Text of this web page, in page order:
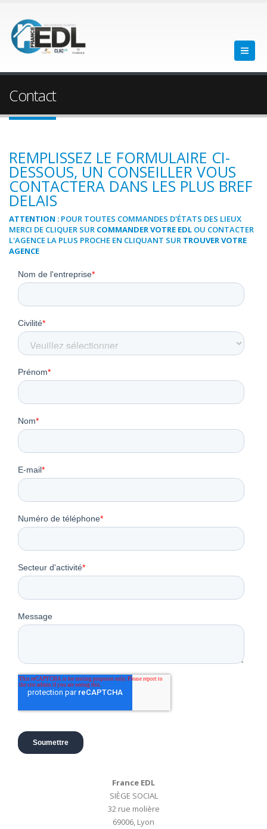
Contact
REMPLISSEZ LE FORMULAIRE CI-
DESSOUS, UN CONSEILLER VOUS
CONTACTERA DANS LES PLUS BREF
DELAIS
ATTENTION : POUR TOUTES COMMANDES D'ÉTATS DES LIEUX
MERCI DE CLIQUER SUR COMMANDER VOTRE EDL OU CONTACTER
L'AGENCE LA PLUS PROCHE EN CLIQUANT SUR TROUVER VOTRE
AGENCE
France EDL
SIÈGE SOCIAL
32 rue molière
69006, Lyon